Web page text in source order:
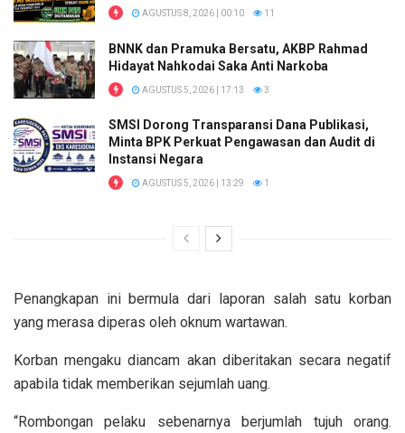
AGUSTUS 8, 2026 | 00:10 11
BNNK dan Pramuka Bersatu, AKBP Rahmad
Hidayat Nahkodai Saka Anti Narkoba
AGUSTUS 5, 2026 | 17:13 3
SMSI Dorong Transparansi Dana Publikasi,
Minta BPK Perkuat Pengawasan dan Audit di
Instansi Negara
AGUSTUS 5, 2026 | 13:29 1
Penangkapan ini bermula dari laporan salah satu korban
yang merasa diperas oleh oknum wartawan.
Korban mengaku diancam akan diberitakan secara negatif
apabila tidak memberikan sejumlah uang.
“Rombongan pelaku sebenarnya berjumlah tujuh orang.